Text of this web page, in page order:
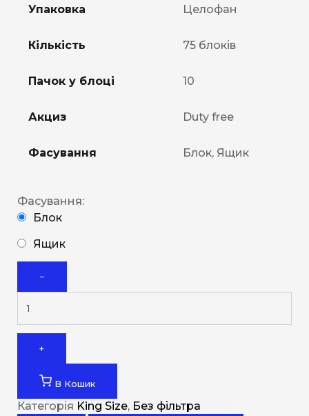
Упаковка Целофан
Кількість 75 блоків
Пачок у блоці 10
Акциз Duty free
Фасування Блок, Ящик
Фасування:
Блок
Ящик
−
+
В Кошик
Категорія King Size, Без фільтра